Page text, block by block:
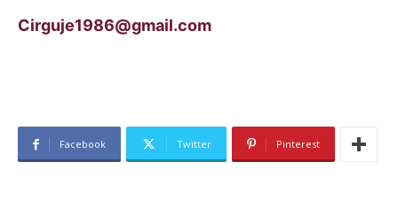
Cirguje1986@gmail.com
Facebook Twitter Pinterest